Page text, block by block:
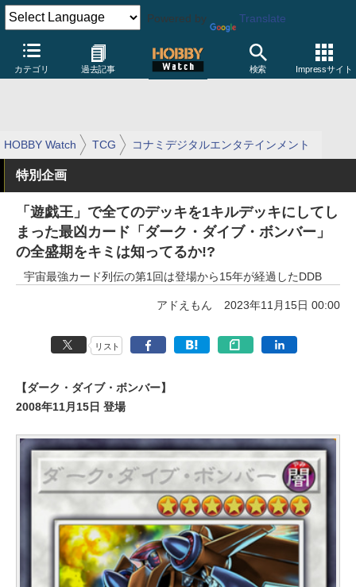
Powered by Translate
カテゴリ 過去記事 検索 Impressサイト
HOBBY Watch TCG コナミデジタルエンタテインメント
特別企画
「遊戯王」で全てのデッキを1キルデッキにしてし
まった最凶カード「ダーク・ダイブ・ボンバー」
の全盛期をキミは知ってるか!?
宇宙最強カード列伝の第1回は登場から15年が経過したDDB
アドえもん 2023年11月15日 00:00
リスト
【ダーク・ダイブ・ボンバー】
2008年11月15日 登場